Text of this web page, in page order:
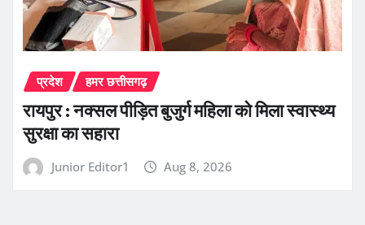
प्रदेश हमर छत्तीसगढ़
रायपुर : नक्सल पीड़ित बुजुर्ग महिला को मिला स्वास्थ्य
सुरक्षा का सहारा
Junior Editor1 Aug 8, 2026